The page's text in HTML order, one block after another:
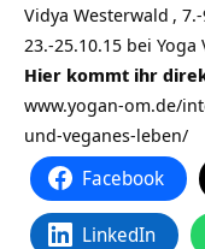
Vidya Westerwald ,
23.-25.10.15 bei
Hier kommt ihr
www.yogan-om.de/
und-veganes-leben/
Facebook
LinkedIn